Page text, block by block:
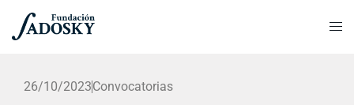
26/10/2023Convocatorias